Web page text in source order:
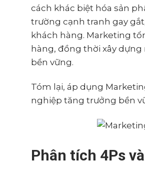
cách khác biệt hóa sản
trường cạnh tranh gay
khách hàng. Marketing
hàng, đồng thời xây
bền vững.
Tóm lại, áp dụng
nghiệp tăng trưởng bền
Phân tích 4Ps